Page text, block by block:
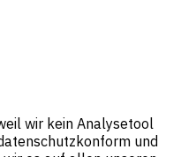
wir kein Analysetool
und